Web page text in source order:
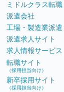
ミドルクラス転職
派遣会社
工場・製造業派遣
派遣求人サイト
求人情報サービス
転職サイト
（採用担当向け）
新卒採用サイト
（採用担当向け）